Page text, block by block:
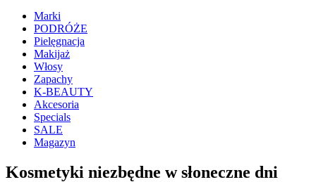
Marki
PODRÓŻE
Pielęgnacja
Makijaż
Włosy
Zapachy
K-BEAUTY
Akcesoria
Specials
SALE
Magazyn
Kosmetyki niezbędne w słoneczne dni